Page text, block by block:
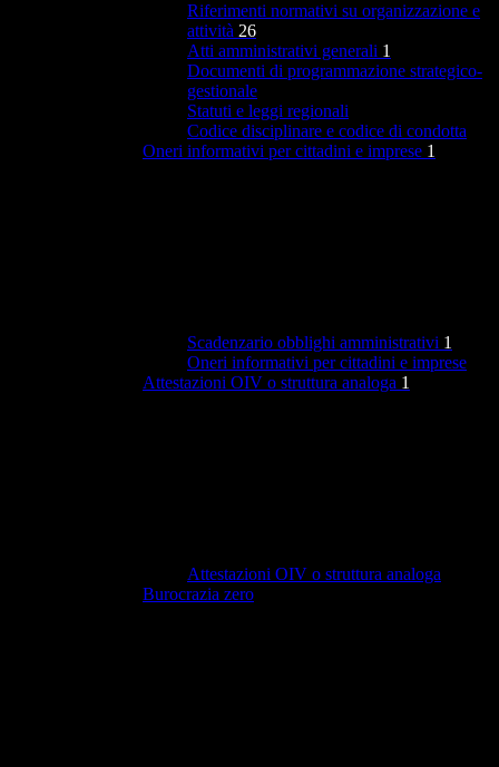
Riferimenti normativi su organizzazione e
attività 26
Atti amministrativi generali 1
Documenti di programmazione strategico-
gestionale
Statuti e leggi regionali
Codice disciplinare e codice di condotta
Oneri informativi per cittadini e imprese 1
Scadenzario obblighi amministrativi 1
Oneri informativi per cittadini e imprese
Attestazioni OIV o struttura analoga 1
Attestazioni OIV o struttura analoga
Burocrazia zero